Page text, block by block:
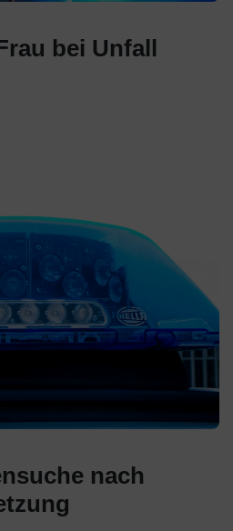
bei Unfall
nach